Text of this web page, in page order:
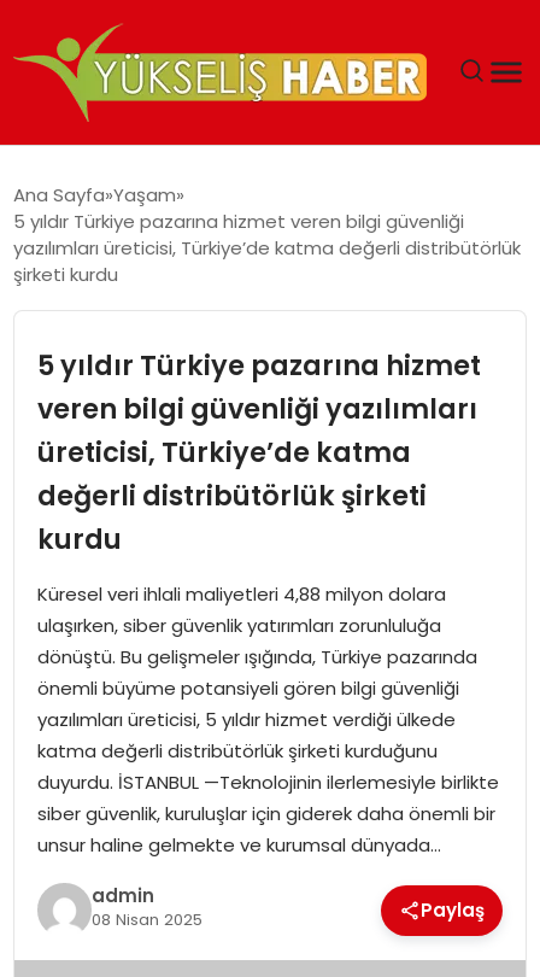
MALIYETLERINI AZALTIYOR’
Ana Sayfa Yaşam
5 yıldır Türkiye pazarına hizmet veren bilgi güvenliği
yazılımları üreticisi, Türkiye’de katma değerli distribütörlük
şirketi kurdu
5 yıldır Türkiye pazarına hizmet
veren bilgi güvenliği yazılımları
üreticisi, Türkiye’de katma
değerli distribütörlük şirketi
kurdu
Küresel veri ihlali maliyetleri 4,88 milyon dolara
ulaşırken, siber güvenlik yatırımları zorunluluğa
dönüştü. Bu gelişmeler ışığında, Türkiye pazarında
önemli büyüme potansiyeli gören bilgi güvenliği
yazılımları üreticisi, 5 yıldır hizmet verdiği ülkede
katma değerli distribütörlük şirketi kurduğunu
duyurdu. İSTANBUL —Teknolojinin ilerlemesiyle birlikte
siber güvenlik, kuruluşlar için giderek daha önemli bir
unsur haline gelmekte ve kurumsal dünyada…
admin
08 Nisan 2025 Paylaş